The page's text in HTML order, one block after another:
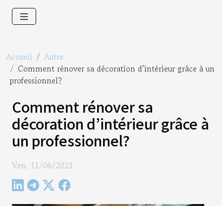
Accueil
Autre
Comment rénover sa décoration d’intérieur grâce à un
professionnel?
Comment rénover sa
décoration d’intérieur grâce à
un professionnel?
Ven. 11/06/2021